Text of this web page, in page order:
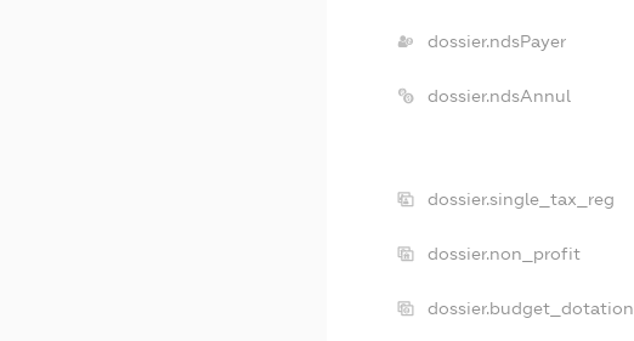
dossier.ndsPayer
dossier.ndsAnnul
dossier.single_tax_reg
dossier.non_profit
dossier.budget_dotation